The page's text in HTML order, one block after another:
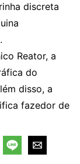
discreta
Reator, a
do
disso, a
fazedor de